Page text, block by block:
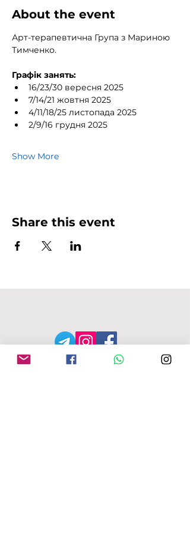
About the event
Арт-терапевтична Група з Мариною
Тимченко.
Графік занять:
16/23/30 вересня 2025
7/14/21 жовтня 2025
4/11/18/25 листопада 2025
2/9/16 грудня 2025
Show More
Share this event
MFU ADDRESS